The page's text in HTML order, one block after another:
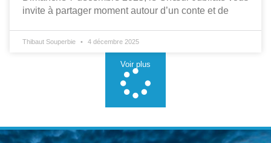
invite à partager moment autour d’un conte et de
Thibaut Souperbie 4 décembre 2025
Voir plus